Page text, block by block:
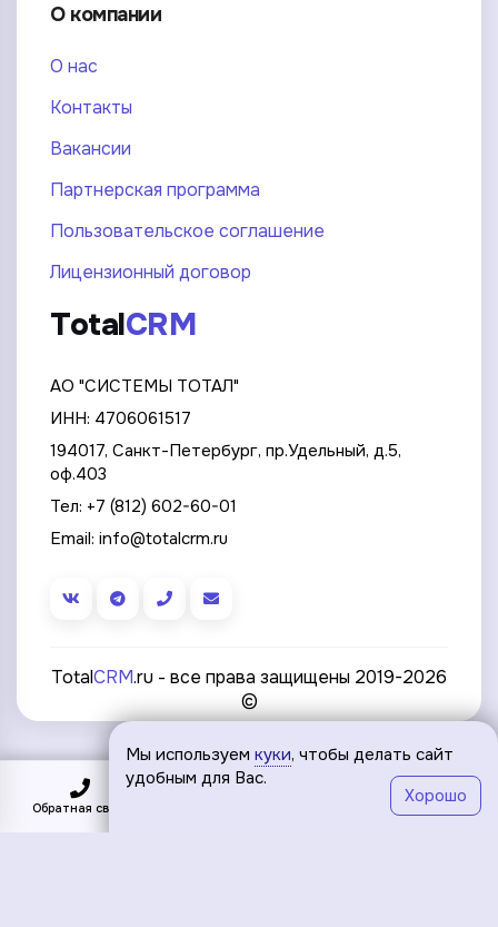
Обратная связь Меню
О компании
О нас
Контакты
Вакансии
Партнерская программа
Пользовательское соглашение
Лицензионный договор
TotalCRM
АО "СИСТЕМЫ ТОТАЛ"
ИНН: 4706061517
194017, Санкт-Петербург, пр.Удельный, д.5,
оф.403
Тел: +7 (812) 602-60-01
Email: info@totalcrm.ru
TotalCRM.ru - все права защищены 2019-2026
©
Мы используем куки, чтобы делать сайт
удобным для Вас.
Хорошо